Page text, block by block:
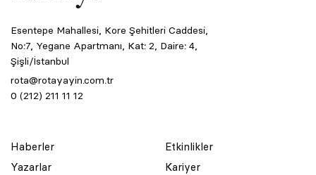
Esentepe Mahallesi, Kore Şehitleri Caddesi,
No:7, Yegane Apartmanı, Kat: 2, Daire: 4,
Şişli/İstanbul
rota@rotayayin.com.tr
0 (212) 211 11 12
Haberler
Yazarlar
Etkinlikler
Kariyer